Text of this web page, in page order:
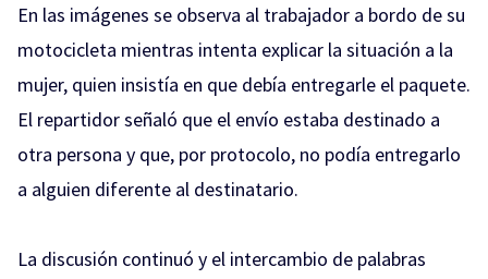
En las imágenes se observa al trabajador a bordo de su
motocicleta mientras intenta explicar la situación a la
mujer, quien insistía en que debía entregarle el paquete.
El repartidor señaló que el envío estaba destinado a
otra persona y que, por protocolo, no podía entregarlo
a alguien diferente al destinatario.
La discusión continuó y el intercambio de palabras